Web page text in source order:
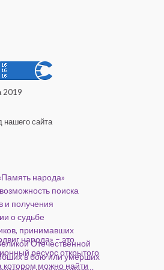
2019
нашего сайта